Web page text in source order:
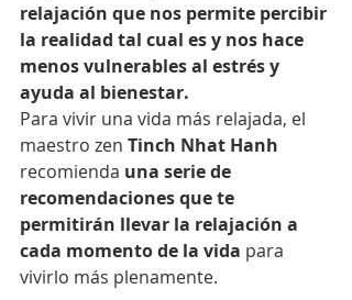
relajación que nos permite percibir
la realidad tal cual es y nos hace
menos vulnerables al estrés y
ayuda al bienestar.
Para vivir una vida más relajada, el
maestro zen Tinch Nhat Hanh
recomienda una serie de
recomendaciones que te
permitirán llevar la relajación a
cada momento de la vida para
vivirlo más plenamente.